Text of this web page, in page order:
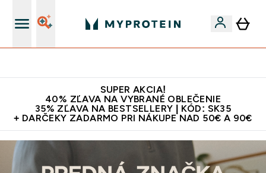
SUPER AKCIA!
40% ZĽAVA NA VYBRANÉ OBLEČENIE
35% ZĽAVA NA BESTSELLERY | KÓD: SK35
+ DARČEKY ZADARMO PRI NÁKUPE NAD 50€ A 90€